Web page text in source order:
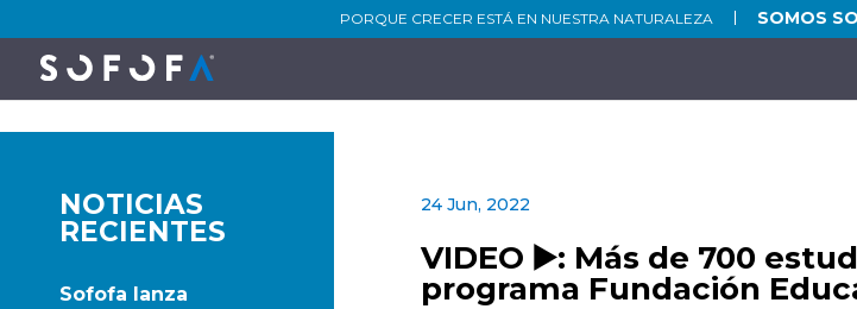
PORQUE CRECER ESTÁ EN NUESTRA NATURALEZA SOMOS
NOTICIAS
RECIENTES
Sofofa lanza
24 Jun, 2022
VIDEO ▶️: Más de 700
programa Fundación